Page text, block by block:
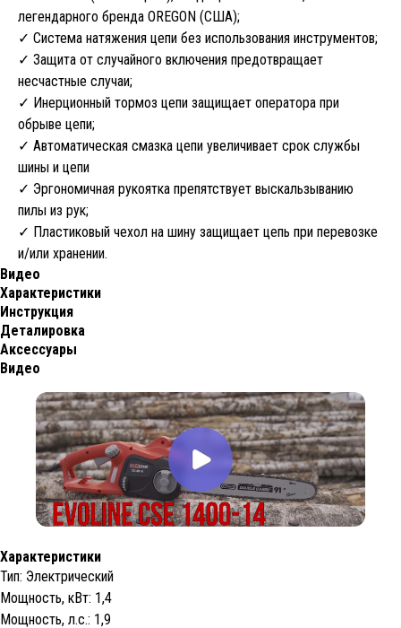
легендарного бренда OREGON (США);
✓ Система натяжения цепи без использования инструментов;
✓ Защита от случайного включения предотвращает
несчастные случаи;
✓ Инерционный тормоз цепи защищает оператора при
обрыве цепи;
✓ Автоматическая смазка цепи увеличивает срок службы
шины и цепи
✓ Эргономичная рукоятка препятствует выскальзыванию
пилы из рук;
✓ Пластиковый чехол на шину защищает цепь при перевозке
и/или хранении.
Видео
Характеристики
Инструкция
Деталировка
Аксессуары
Видео
Характеристики
Тип: Электрический
Мощность, кВт: 1,4
Мощность, л.с.: 1,9